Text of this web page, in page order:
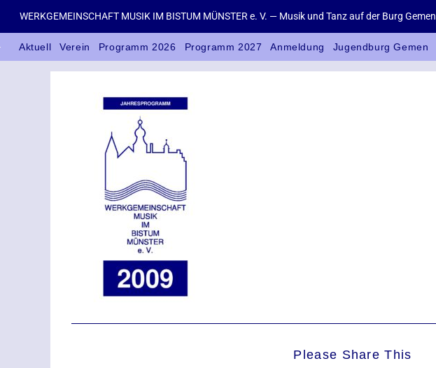
WERKGEMEINSCHAFT MUSIK IM BISTUM MÜNSTER e. V. — Musik und Tanz auf der Burg Gemen
Aktuell Verein Programm 2026 Programm 2027 Anmeldung Jugendburg Gemen
Please Share This